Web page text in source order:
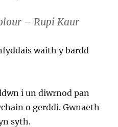
– Rupi Kaur
waith y bardd
i un diwrnod pan
o gerddi. Gwnaeth
syth.